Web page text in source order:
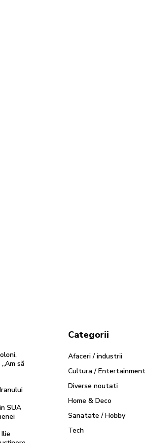
să
SUA
Categorii
Afaceri / industrii
Cultura / Entertainment
Diverse noutati
Home & Deco
Sanatate / Hobby
Tech